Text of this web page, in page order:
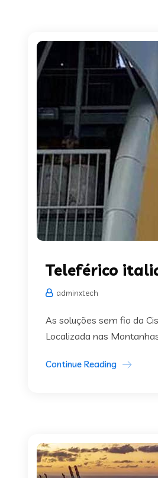
Teleférico
adminxtech
As soluções sem fio da
Localizada nas
Continue Reading